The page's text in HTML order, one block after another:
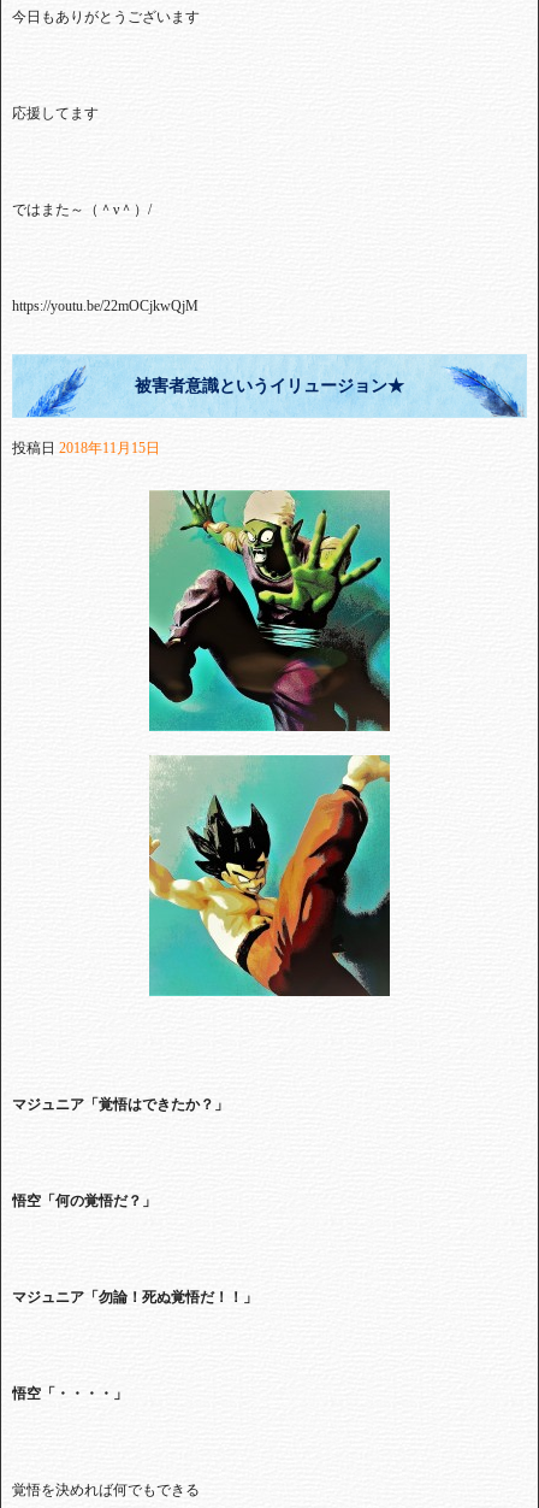
今日もありがとうございます
応援してます
ではまた～（＾ν＾） /
https://youtu.be/22mOCjkwQjM
被害者意識というイリュージョン★
投稿日 2018年11月15日
マジュニア「覚悟はできたか？」
悟空「何の覚悟だ？」
マジュニア「勿論！死ぬ覚悟だ！！」
悟空「・・・・」
覚悟を決めれば何でもできる